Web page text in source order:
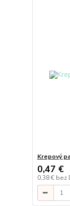
Krepový
0,47 €
0,38 € bez